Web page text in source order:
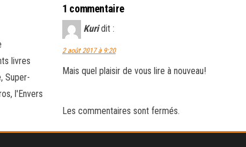
livres
Super-
l'Envers
1 commentaire
Kuri dit :
2 août 2017 à 9:20
Mais quel plaisir de vous lire à nouveau!
Les commentaires sont fermés.